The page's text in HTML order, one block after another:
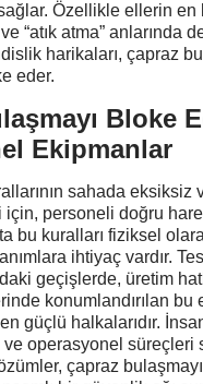
Özellikle ellerin
“atık atma” anlarında
harikaları, çapraz
eder.
Bloke
Ekipmanlar
sahada eksiksiz
personeli doğru
bu kuralları fiziksel
ihtiyaç vardır.
geçişlerde, üretim
konumlandırılan bu
güçlü halkalarıdır.
ve operasyonel süreçleri
çapraz